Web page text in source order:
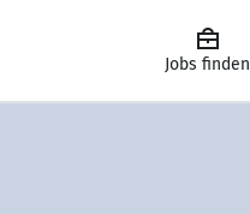
Jobs finden